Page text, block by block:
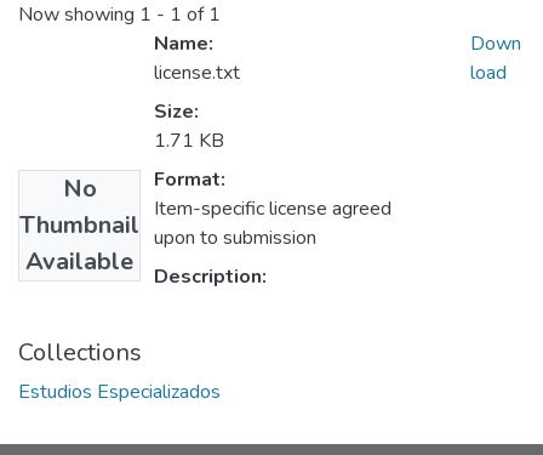
Now showing 1 - 1 of 1
No
Thumbnail
Available
Name:
license.txt
Size:
1.71 KB
Format:
Item-specific license agreed
upon to submission
Description:
Down
load
Collections
Estudios Especializados